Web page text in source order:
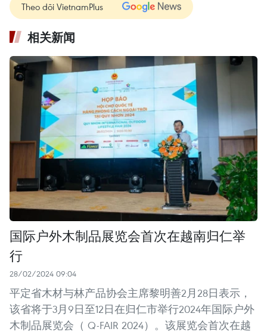
Theo dõi VietnamPlus
相关新闻
国际户外木制品展览会首次在越南归仁举
行
28/02/2024 09:04
平定省木材与林产品协会主席黎明善2月28日表示，
该省将于3月9日至12日在归仁市举行2024年国际户外
木制品展览会（ Q-FAIR 2024）。该展览会首次在越